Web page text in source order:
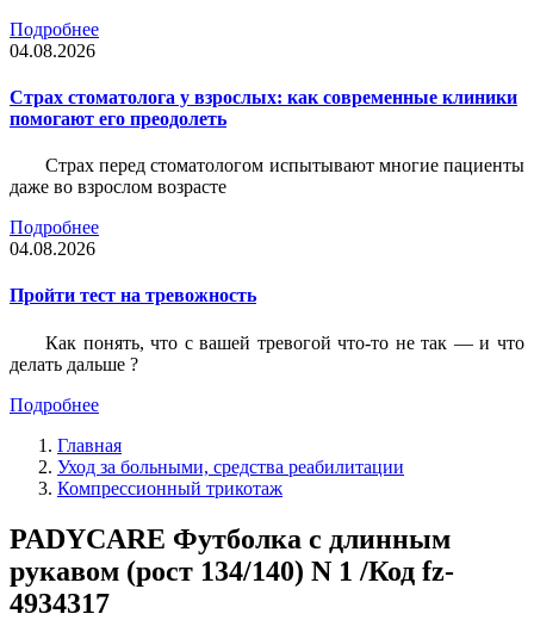
Подробнее
04.08.2026
Страх стоматолога у взрослых: как современные клиники
помогают его преодолеть
Страх перед стоматологом испытывают многие пациенты
даже во взрослом возрасте
Подробнее
04.08.2026
Пройти тест на тревожность
Как понять, что с вашей тревогой что-то не так — и что
делать дальше ?
Подробнее
Главная
Уход за больными, средства реабилитации
Компрессионный трикотаж
PADYCARE Футболка с длинным
рукавом (рост 134/140) N 1 /Код fz-
4934317